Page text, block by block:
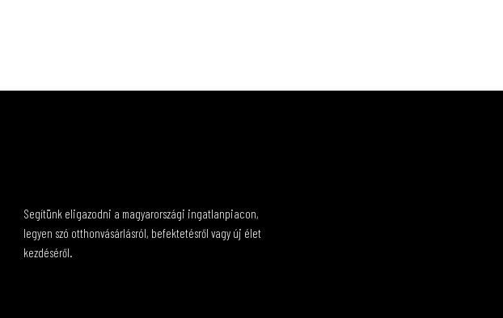
Segítünk eligazodni a magyarországi ingatlanpiacon,
legyen szó otthonvásárlásról, befektetésről vagy új élet
kezdéséről.